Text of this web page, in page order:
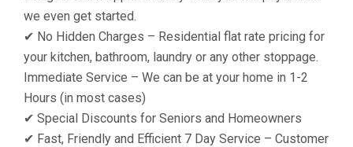
we even get started.
✔ No Hidden Charges – Residential flat rate pricing for
your kitchen, bathroom, laundry or any other stoppage.
Immediate Service – We can be at your home in 1-2
Hours (in most cases)
✔ Special Discounts for Seniors and Homeowners
✔ Fast, Friendly and Efficient 7 Day Service – Customer